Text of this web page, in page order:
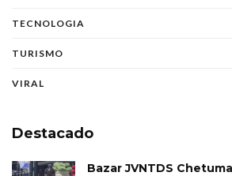
TECNOLOGIA
TURISMO
VIRAL
Destacado
Bazar JVNTDS